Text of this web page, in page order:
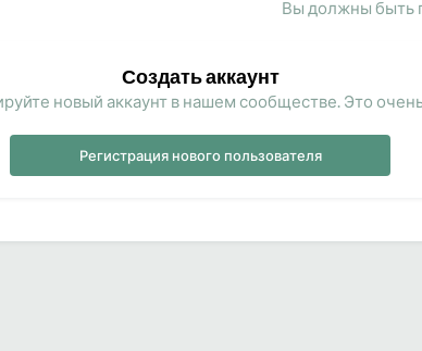
Вы должны быть
Создать аккаунт
новый аккаунт в нашем сообществе. Это
Регистрация нового пользователя